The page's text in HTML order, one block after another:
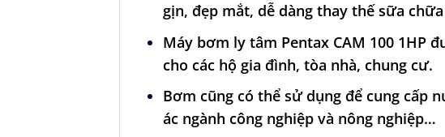
gịn, đẹp mắt, dễ dàng thay thế sữa
Máy bơm ly tâm Pentax CAM 100 1HP
cho các hộ gia đình, tòa nhà, chung cư.
Bơm cũng có thể sử dụng để cung cấp
ác ngành công nghiệp và nông nghiệp…